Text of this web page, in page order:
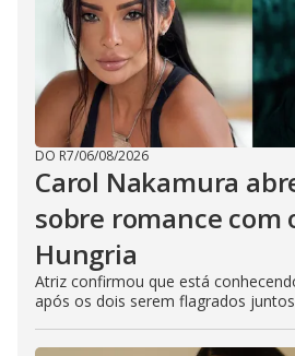
DO R7/06/08/2026
Carol Nakamura
sobre romance com
Hungria
Atriz confirmou que está
após os dois serem flagrados juntos